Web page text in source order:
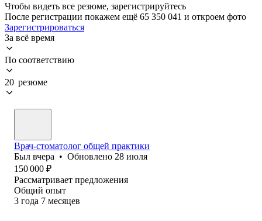
Чтобы видеть все резюме, зарегистрируйтесь
После регистрации покажем ещё 65 350 041 и откроем фото
Зарегистрироваться
За всё время
По соответствию
20 резюме
Врач-стоматолог общей практики
Был вчера • Обновлено 28 июля
150 000 ₽
Рассматривает предложения
Общий опыт
3 года 7 месяцев